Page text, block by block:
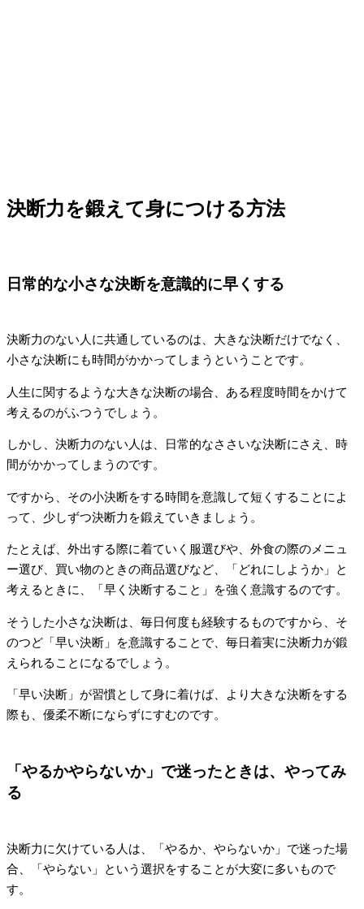
決断力を鍛えて身につける方法
日常的な小さな決断を意識的に早くする
決断力のない人に共通しているのは、大きな決断だけでなく、
小さな決断にも時間がかかってしまうということです。
人生に関するような大きな決断の場合、ある程度時間をかけて
考えるのがふつうでしょう。
しかし、決断力のない人は、日常的なささいな決断にさえ、時
間がかかってしまうのです。
ですから、その小決断をする時間を意識して短くすることによ
って、少しずつ決断力を鍛えていきましょう。
たとえば、外出する際に着ていく服選びや、外食の際のメニュ
ー選び、買い物のときの商品選びなど、「どれにしようか」と
考えるときに、「早く決断すること」を強く意識するのです。
そうした小さな決断は、毎日何度も経験するものですから、そ
のつど「早い決断」を意識することで、毎日着実に決断力が鍛
えられることになるでしょう。
「早い決断」が習慣として身に着けば、より大きな決断をする
際も、優柔不断にならずにすむのです。
「やるかやらないか」で迷ったときは、やってみ
る
決断力に欠けている人は、「やるか、やらないか」で迷った場
合、「やらない」という選択をすることが大変に多いもので
す。